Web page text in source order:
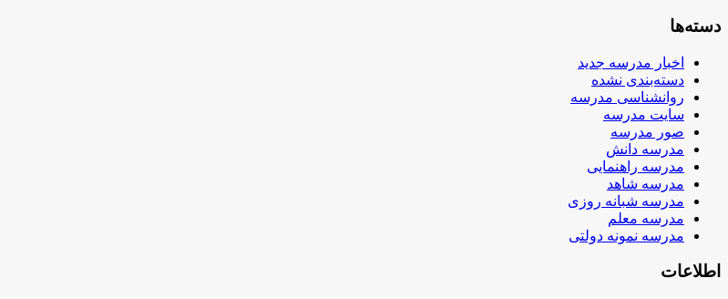
دسته‌ها
اخبار مدرسه جدید
دسته‌بندی نشده
روانشناسی مدرسه
سایت مدرسه
صور مدرسه
مدرسه دانش
مدرسه راهنمایی
مدرسه شاهد
مدرسه شبانه روزی
مدرسه معلم
مدرسه نمونه دولتی
اطلاعات